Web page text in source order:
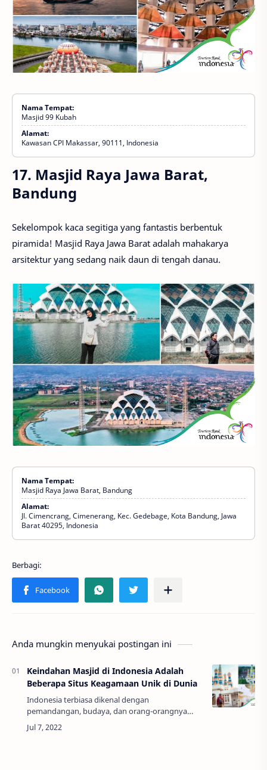
Nama Tempat:
Masjid 99 Kubah
Alamat:
Kawasan CPI Makassar, 90111, Indonesia
17. Masjid Raya Jawa Barat,
Bandung
Sekelompok kaca segitiga yang fantastis berbentuk
piramida! Masjid Raya Jawa Barat adalah mahakarya
arsitektur yang sedang naik daun di tengah danau.
Nama Tempat:
Masjid Raya Jawa Barat, Bandung
Alamat:
Jl. Cimencrang, Cimenerang, Kec. Gedebage, Kota Bandung, Jawa
Barat 40295, Indonesia
Anda mungkin menyukai postingan ini
Keindahan Masjid di Indonesia Adalah
Beberapa Situs Keagamaan Unik di Dunia
Indonesia terbiasa dikenal dengan
pemandangan, budaya, dan orang-orangnya
yang indah, tetapi juga rumah bagi masjid-masjid
yang indah! Lihatlah bangunan suci yang indah